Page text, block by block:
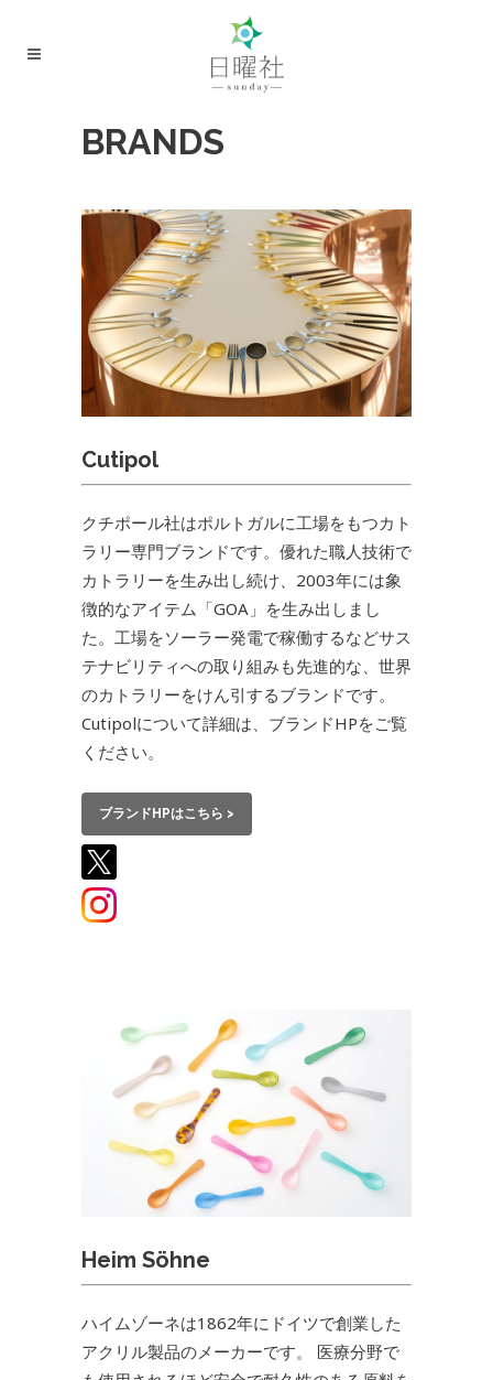
BRANDS
Cutipol
クチポール社はポルトガルに工場をもつカト
ラリー専門ブランドです。優れた職人技術で
カトラリーを生み出し続け、2003年には象
徴的なアイテム「GOA」を生み出しまし
た。工場をソーラー発電で稼働するなどサス
テナビリティへの取り組みも先進的な、世界
のカトラリーをけん引するブランドです。
Cutipolについて詳細は、ブランドHPをご覧
ください。
ブランドHPはこちら >
Heim Söhne
ハイムゾーネは1862年にドイツで創業した
アクリル製品のメーカーです。 医療分野で